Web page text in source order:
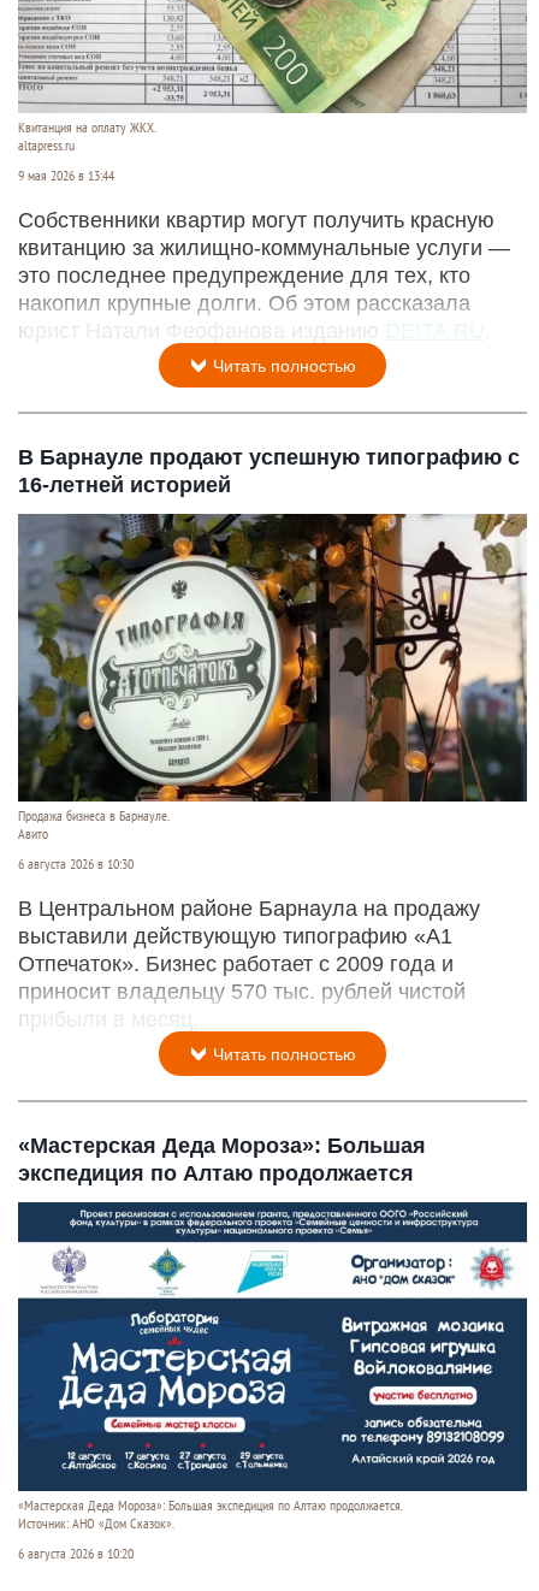
Квитанция на оплату ЖКХ.
altapress.ru
9 мая 2026 в 13:44
Собственники квартир могут получить красную
квитанцию за жилищно-коммунальные услуги —
это последнее предупреждение для тех, кто
накопил крупные долги. Об этом рассказала
юрист Натали Феофанова изданию DEITA.RU
Читать полностью
В Барнауле продают успешную типографию с
16-летней историей
Продажа бизнеса в Барнауле.
Авито
6 августа 2026 в 10:30
В Центральном районе Барнаула на продажу
выставили действующую типографию «А1
Отпечаток». Бизнес работает с 2009 года и
приносит владельцу 570 тыс. рублей чистой
прибыли в месяц.
Читать полностью
«Мастерская Деда Мороза»: Большая
экспедиция по Алтаю продолжается
«Мастерская Деда Мороза»: Большая экспедиция по Алтаю продолжается.
Источник: АНО «Дом Сказок».
6 августа 2026 в 10:20